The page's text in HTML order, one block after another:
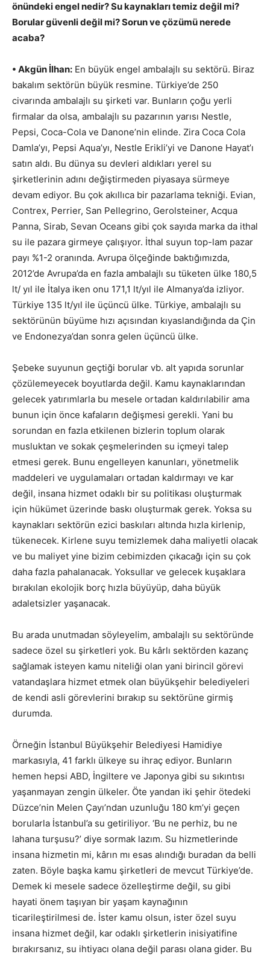
önündeki engel nedir? Su kaynakları temiz değil mi?
Borular güvenli değil mi? Sorun ve çözümü nerede
acaba?
• Akgün İlhan: En büyük engel ambalajlı su sektörü. Biraz
bakalım sektörün büyük resmine. Türkiye’de 250
civarında ambalajlı su şirketi var. Bunların çoğu yerli
firmalar da olsa, ambalajlı su pazarının yarısı Nestle,
Pepsi, Coca-Cola ve Danone’nin elinde. Zira Coca Cola
Damla’yı, Pepsi Aqua’yı, Nestle Erikli’yi ve Danone Hayat’ı
satın aldı. Bu dünya su devleri aldıkları yerel su
şirketlerinin adını değiştirmeden piyasaya sürmeye
devam ediyor. Bu çok akıllıca bir pazarlama tekniği. Evian,
Contrex, Perrier, San Pellegrino, Gerolsteiner, Acqua
Panna, Sirab, Sevan Oceans gibi çok sayıda marka da ithal
su ile pazara girmeye çalışıyor. İthal suyun top-lam pazar
payı %1-2 oranında. Avrupa ölçeğinde baktığımızda,
2012’de Avrupa’da en fazla ambalajlı su tüketen ülke 180,5
lt/ yıl ile İtalya iken onu 171,1 lt/yıl ile Almanya’da izliyor.
Türkiye 135 lt/yıl ile üçüncü ülke. Türkiye, ambalajlı su
sektörünün büyüme hızı açısından kıyaslandığında da Çin
ve Endonezya’dan sonra gelen üçüncü ülke.
Şebeke suyunun geçtiği borular vb. alt yapıda sorunlar
çözülemeyecek boyutlarda değil. Kamu kaynaklarından
gelecek yatırımlarla bu mesele ortadan kaldırılabilir ama
bunun için önce kafaların değişmesi gerekli. Yani bu
sorundan en fazla etkilenen bizlerin toplum olarak
musluktan ve sokak çeşmelerinden su içmeyi talep
etmesi gerek. Bunu engelleyen kanunları, yönetmelik
maddeleri ve uygulamaları ortadan kaldırmayı ve kar
değil, insana hizmet odaklı bir su politikası oluşturmak
için hükümet üzerinde baskı oluşturmak gerek. Yoksa su
kaynakları sektörün ezici baskıları altında hızla kirlenip,
tükenecek. Kirlene suyu temizlemek daha maliyetli olacak
ve bu maliyet yine bizim cebimizden çıkacağı için su çok
daha fazla pahalanacak. Yoksullar ve gelecek kuşaklara
bırakılan ekolojik borç hızla büyüyüp, daha büyük
adaletsizler yaşanacak.
Bu arada unutmadan söyleyelim, ambalajlı su sektöründe
sadece özel su şirketleri yok. Bu kârlı sektörden kazanç
sağlamak isteyen kamu niteliği olan yani birincil görevi
vatandaşlara hizmet etmek olan büyükşehir belediyeleri
de kendi asli görevlerini bırakıp su sektörüne girmiş
durumda.
Örneğin İstanbul Büyükşehir Belediyesi Hamidiye
markasıyla, 41 farklı ülkeye su ihraç ediyor. Bunların
hemen hepsi ABD, İngiltere ve Japonya gibi su sıkıntısı
yaşanmayan zengin ülkeler. Öte yandan iki şehir ötedeki
Düzce’nin Melen Çayı’ndan uzunluğu 180 km’yi geçen
borularla İstanbul’a su getiriliyor. ‘Bu ne perhiz, bu ne
lahana turşusu?’ diye sormak lazım. Su hizmetlerinde
insana hizmetin mi, kârın mı esas alındığı buradan da belli
zaten. Böyle başka kamu şirketleri de mevcut Türkiye’de.
Demek ki mesele sadece özelleştirme değil, su gibi
hayati önem taşıyan bir yaşam kaynağının
ticarileştirilmesi de. İster kamu olsun, ister özel suyu
insana hizmet değil, kar odaklı şirketlerin inisiyatifine
bırakırsanız, su ihtiyacı olana değil parası olana gider. Bu